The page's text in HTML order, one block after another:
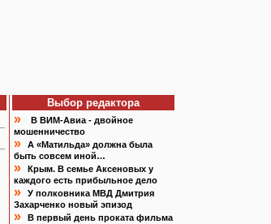
Выбор редактора
»
В ВИМ-Авиа - двойное
мошенничество
»
А «Матильда» должна была
быть совсем иной…
»
Крым. В семье Аксеновых у
каждого есть прибыльное дело
»
У полковника МВД Дмитрия
Захарченко новый эпизод
»
В первый день проката фильма